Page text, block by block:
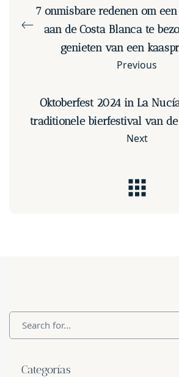
7 onmisbare redenen om
aan de Costa Blanca te
genieten van een
Previous
Oktoberfest 2024 in La
traditionele bierfestival van
Next
Categorías